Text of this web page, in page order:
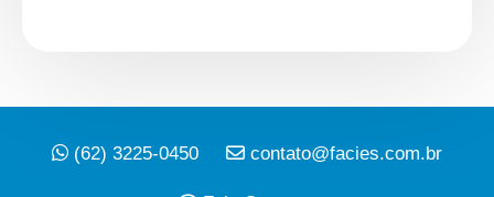
(62) 3225-0450 contato@facies.com.br